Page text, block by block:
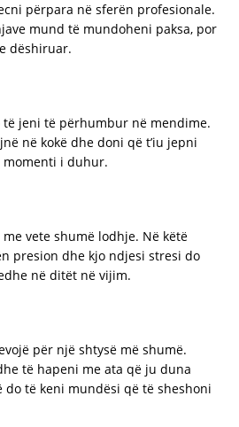
përpara në sferën profesionale.
mund të mundoheni paksa, por
dëshiruar.
të jeni të përhumbur në mendime.
në kokë dhe doni që t’iu jepni
momenti i duhur.
vete shumë lodhje. Në këtë
presion dhe kjo ndjesi stresi do
në ditët në vijim.
për një shtysë më shumë.
të hapeni me ata që ju duna
do të keni mundësi që të sheshoni